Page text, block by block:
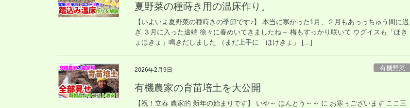
夏野菜の種蒔き用の温床作り。
【いよいよ夏野菜の種蒔きの季節です♪】 本当に寒かった1月、２月もあっっちゅう間に過
ぎ ３月に入った途端 徐々に春めいてきましたね～ 梅もすっかり咲いて ウグイスも「ほき
ょほきょ」鳴きだしました （まだ上手に「ほけきょ」 […]
2026年2月9日 有機野菜
有機農家の育苗培土を大公開
【祝！立春 農家的 新年の始まりです】 いや～ ほんとう～～ に お寒ぅございます ここ三